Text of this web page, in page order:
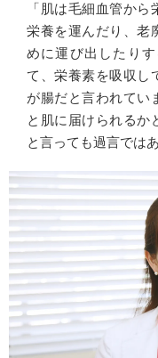
「肌は毛細血管か
栄養を運んだり、老
めに運び出したり
て、栄養素を吸収し
が腸だと言われてい
と肌に届けられるか
と言っても過言では